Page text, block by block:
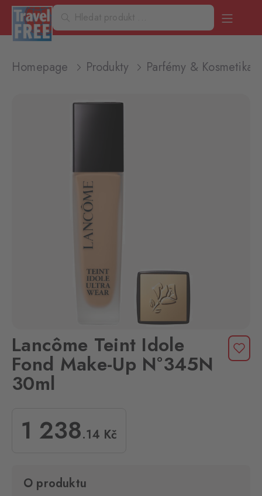
Homepage Produkty Parfémy & Kosmetika
Lancôme Teint Idole
Fond Make-Up N°345N
30ml
1 238.14 Kč
O produktu